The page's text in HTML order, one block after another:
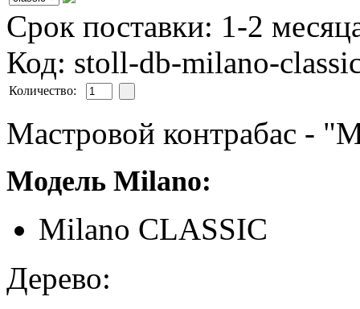
Срок поставки: 1-2
Код: stoll-db-milano-
Количество:
Мастровой контрабас -
Модель Milano:
Milano CLASSIC
Дерево: